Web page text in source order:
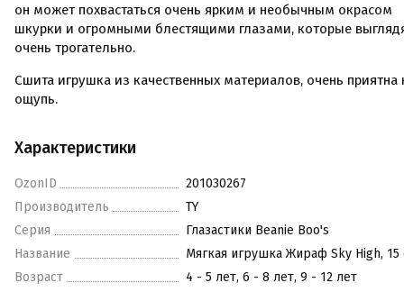
он может похвастаться очень ярким и необычным окрасом
шкурки и огромными блестящими глазами, которые
очень трогательно.
Сшита игрушка из качественных материалов, очень приятна
ощупь.
Характеристики
OzonID
201030267
Производитель
TY
Серия
Глазастики Beanie Boo's
Название
Мягкая игрушка Жираф Sky High, 15
Возраст
4 - 5 лет, 6 - 8 лет, 9 - 12 лет